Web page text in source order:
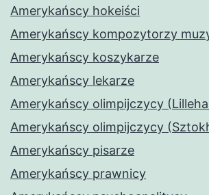
Amerykańscy hokeiści
Amerykańscy kompozytorzy
Amerykańscy koszykarze
Amerykańscy lekarze
Amerykańscy olimpijczycy
Amerykańscy olimpijczycy
Amerykańscy pisarze
Amerykańscy prawnicy